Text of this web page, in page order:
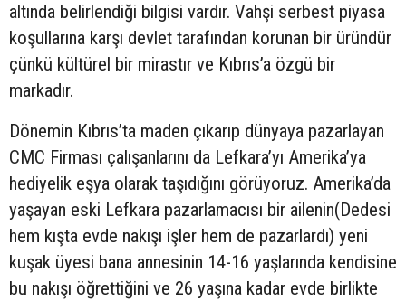
altında belirlendiği bilgisi vardır. Vahşi serbest piyasa
koşullarına karşı devlet tarafından korunan bir üründür
çünkü kültürel bir mirastır ve Kıbrıs’a özgü bir
markadır.
Dönemin Kıbrıs’ta maden çıkarıp dünyaya pazarlayan
CMC Firması çalışanlarını da Lefkara’yı Amerika’ya
hediyelik eşya olarak taşıdığını görüyoruz. Amerika’da
yaşayan eski Lefkara pazarlamacısı bir ailenin(Dedesi
hem kışta evde nakışı işler hem de pazarlardı) yeni
kuşak üyesi bana annesinin 14-16 yaşlarında kendisine
bu nakışı öğrettiğini ve 26 yaşına kadar evde birlikte